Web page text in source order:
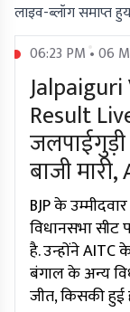
लाइव-ब्लॉग समाप्त
06:23 PM • 06
Result
जलपाईगुड़ी
बाजी
BJP के
विधानसभा
है. उन्होंने AITC
बंगाल के अन्य
जीत, किसकी